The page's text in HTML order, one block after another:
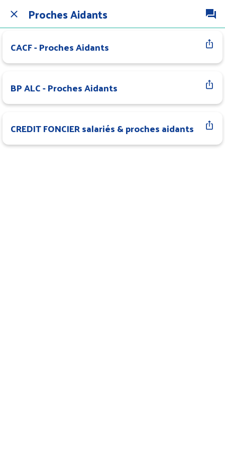
Proches Aidants
CACF - Proches Aidants
BP ALC - Proches Aidants
CREDIT FONCIER salariés & proches aidants